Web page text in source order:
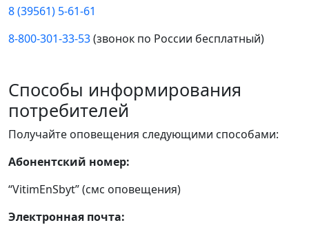
8 (39561) 5-61-61
8-800-301-33-53(звонок по России бесплатный)
Способы информирования
потребителей
Получайте оповещения следующими способами:
Абонентский номер:
“VitimEnSbyt” (смс оповещения)
Электронная почта: